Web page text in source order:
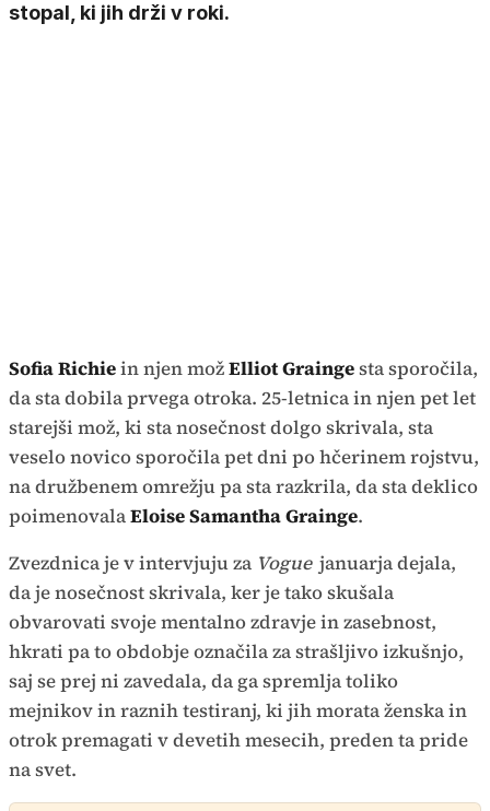
stopal, ki jih drži v roki.
Sofia Richiein njen možElliot Graingesta sporočila,
da sta dobila prvega otroka. 25-letnica in njen pet let
starejši mož, ki sta nosečnost dolgo skrivala, sta
veselo novico sporočila pet dni po hčerinem rojstvu,
na družbenem omrežju pa sta razkrila, da sta deklico
poimenovalaEloise Samantha Grainge.
Zvezdnica je v intervjuju za Vogue januarja dejala,
da je nosečnost skrivala, ker je tako skušala
obvarovati svoje mentalno zdravje in zasebnost,
hkrati pa to obdobje označila za strašljivo izkušnjo,
saj se prej ni zavedala, da ga spremlja toliko
mejnikov in raznih testiranj, ki jih morata ženska in
otrok premagati v devetih mesecih, preden ta pride
na svet.